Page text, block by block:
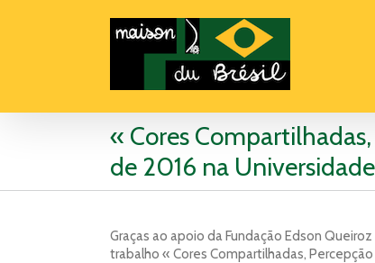
« Cores
de 2016 na
Graças ao apoio da Fundação Edson
trabalho « Cores Compartilhadas,